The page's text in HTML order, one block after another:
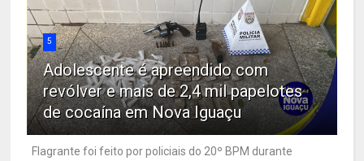
5
Adolescente é apreendido com
revólver e mais de 2,4 mil papelotes
de cocaína em Nova Iguaçu
Flagrante foi feito por policiais do 20º BPM durante